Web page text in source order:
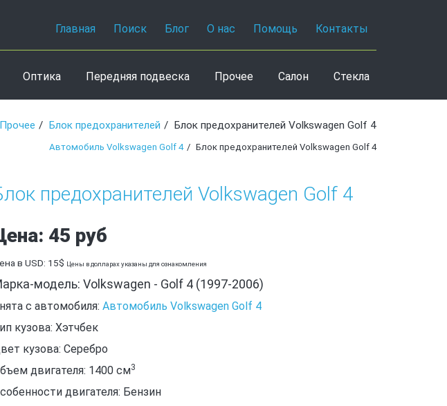
Главная Поиск Блог О нас Помощь Контакты
Оптика Передняя подвеска Прочее Салон Стекла
Прочее Блок предохранителей Блок предохранителей Volkswagen Golf 4
Автомобиль Volkswagen Golf 4 Блок предохранителей Volkswagen Golf 4
предохранителей Volkswagen Golf 4
45 руб
в USD: 15$ Цены в долларах указаны для ознакомления
модель: Volkswagen - Golf 4 (1997-2006)
с автомобиля: Автомобиль Volkswagen Golf 4
кузова: Хэтчбек
кузова: Серебро
двигателя: 1400 см3
двигателя: Бензин